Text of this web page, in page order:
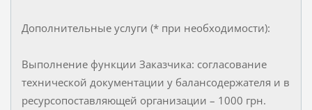
Дополнительные услуги (* при необходимости):
Выполнение функции Заказчика: согласование
технической документации у балансодержателя и в
ресурсопоставляющей организации – 1000 грн.